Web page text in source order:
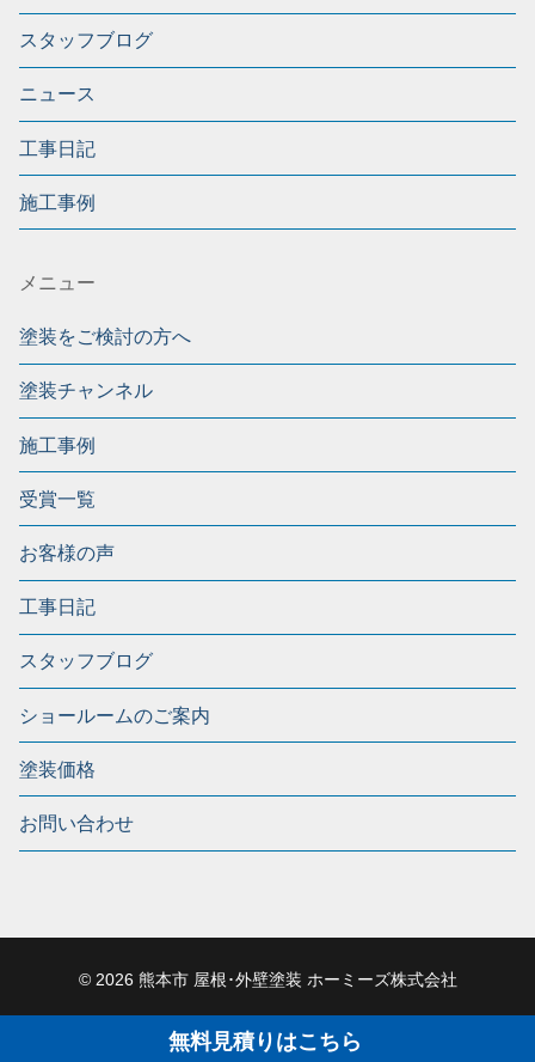
スタッフブログ
ニュース
工事日記
施工事例
メニュー
塗装をご検討の方へ
塗装チャンネル
施工事例
受賞一覧
お客様の声
工事日記
スタッフブログ
ショールームのご案内
塗装価格
お問い合わせ
© 2026 熊本市 屋根･外壁塗装 ホーミーズ株式会社
無料見積りはこちら